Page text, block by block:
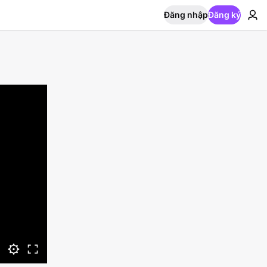
Đăng nhậpĐăng ký